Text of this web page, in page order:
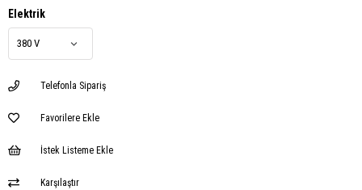
Elektrik
Telefonla Sipariş
Favorilere Ekle
İstek Listeme Ekle
Karşılaştır